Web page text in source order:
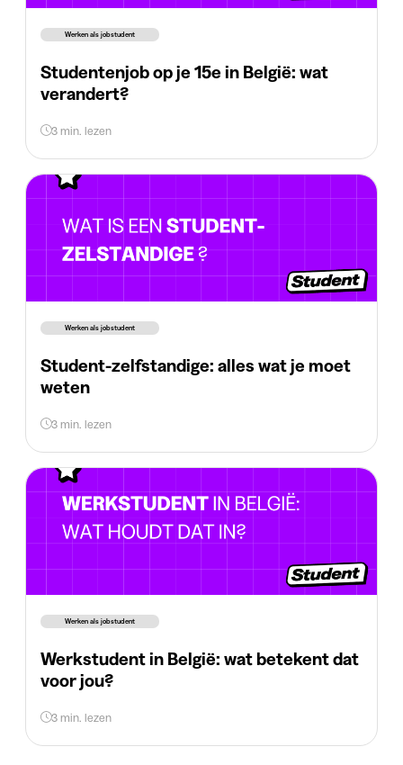
Werken als jobstudent
Studentenjob op je 15e in België: wat
verandert?
3 min. lezen
Werken als jobstudent
Student-zelfstandige: alles wat je moet
weten
3 min. lezen
Werken als jobstudent
Werkstudent in België: wat betekent dat
voor jou?
3 min. lezen